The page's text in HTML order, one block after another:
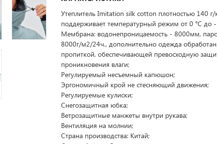
Утеплитель Imitation silk cotton плотностью 140 г/
поддерживает температурный режим от 0 °C до -
Мембрана: водонепроницаемость - 8000мм,
8000г/м2/24ч., дополнительно одежда
пропиткой, обеспечивающей превосходную
проникновения влаги;
Регулируемый несъемный капюшон;
Эргономичный крой не стесняющий движения;
Регулируемые кулиски;
Снегозащитная юбка;
Ветрозащитные манжеты внутри рукава;
Вентиляция на молнии;
Страна производства: Китай;